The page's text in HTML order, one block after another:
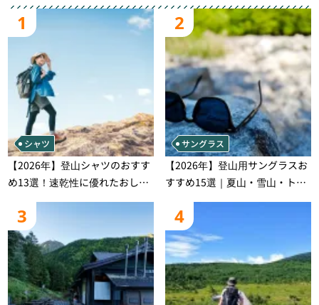
1
シャツ
【2026年】登山シャツのおすす
め13選！速乾性に優れたおしゃ
れなモデルを徹底紹介！
2
サングラス
【2026年】登山用サングラスお
すすめ15選｜夏山・雪山・トレ
ラン別、シーンで選ぶ失敗しな
い一本
3 4